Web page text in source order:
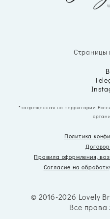
Страницы
*запрещенная на территории
Политика
Правила оформления,
Согласие на
© 2016-2026 Lovely
Все